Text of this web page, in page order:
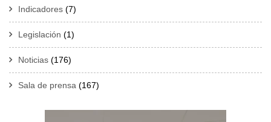
Indicadores (7)
Legislación (1)
Noticias (176)
Sala de prensa (167)